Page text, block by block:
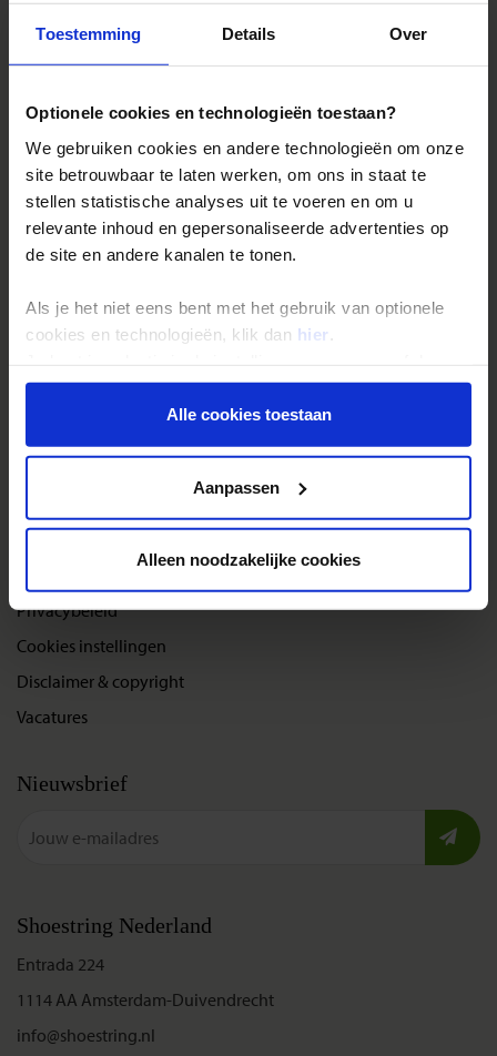
Toestemming Details Over
Optionele cookies en technologieën toestaan?
We gebruiken cookies en andere technologieën om onze
site betrouwbaar te laten werken, om ons in staat te
stellen statistische analyses uit te voeren en om u
relevante inhoud en gepersonaliseerde advertenties op
de site en andere kanalen te tonen.
Als je het niet eens bent met het gebruik van optionele
cookies en technologieën, klik dan hier
onder aan de pagina op elk gewenst moment voor de
toekomst wijzigen.Alle cookies toestaan
Aanpassen
Alleen noodzakelijke cookies
De belangrijkste info op een rij
Bestemmingen
Duurzaam reizen
Reis- en annuleringsvoorwaarden
Veelgestelde vragen
Inloggen op mijn.Shoestring
Groepsreizen
Festivalreizen
Gegarandeerde reizen
Nieuwe reizen
Over Shoestring
Privacybeleid
Cookies instellingen
Disclaimer & copyright
Vacatures
Nieuwsbrief
Shoestring Nederland
Entrada 224
1114 AA Amsterdam-Duivendrecht
info@shoestring.nl